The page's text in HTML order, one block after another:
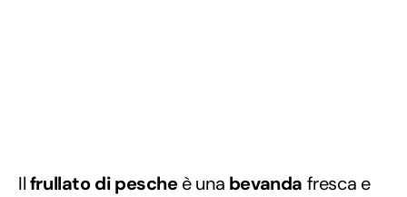
Ilfrullato di pescheè una bevanda fresca e